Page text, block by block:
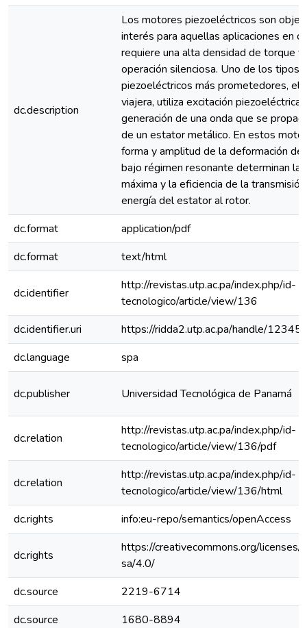
dc.description
Los motores piezoeléctricos son
interés para aquellas aplicaciones en
requiere una alta densidad de torque y
operación silenciosa. Uno de los tipos
piezoeléctricos más prometedores, el
viajera, utiliza excitación piezoeléctrica
generación de una onda que se
de un estator metálico. En estos
forma y amplitud de la deformación
bajo régimen resonante determinan la
máxima y la eficiencia de la
energía del estator al rotor.
dc.format
application/pdf
dc.format
text/html
dc.identifier
http://revistas.utp.ac.pa/index.php/id-
tecnologico/article/view/136
dc.identifier.uri
https://ridda2.utp.ac.pa/handle/
dc.language
spa
dc.publisher Universidad Tecnológica de Panamá
dc.relation
http://revistas.utp.ac.pa/index.php/id-
tecnologico/article/view/136/pdf
dc.relation
http://revistas.utp.ac.pa/index.php/id-
tecnologico/article/view/136/html
dc.rights
info:eu-repo/semantics/openAccess
dc.rights
https://creativecommons.org/licenses/
sa/4.0/
dc.source
2219-6714
dc.source
1680-8894